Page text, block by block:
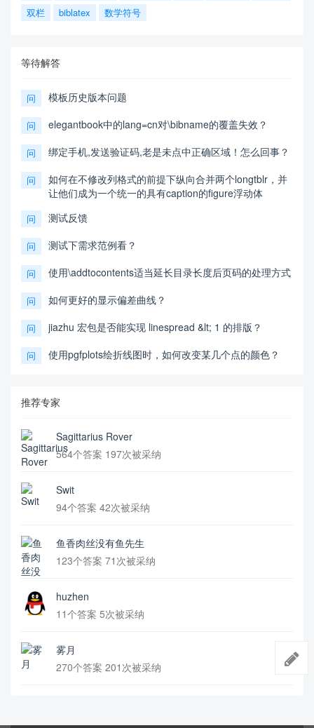
双栏
biblatex 数学符号
等待解答
问 模板历史版本问题
问 elegantbook中的lang=cn对\bibname的覆盖失效？
问 绑定手机,发送验证码,老是未点中正确区域！怎么回事？
问
如何在不修改列格式的前提下纵向合并两个longtblr，并
让他们成为一个统一的具有caption的figure浮动体
问 测试反馈
问 测试下需求范例看？
问 使用\addtocontents适当延长目录长度后页码的处理方式
问 如何更好的显示偏差曲线？
问 jiazhu 宏包是否能实现 linespread &lt; 1 的排版？
问 使用pgfplots绘折线图时，如何改变某几个点的颜色？
推荐专家
Sagittarius Rover
564个答案 197次被采纳
Swit
94个答案 42次被采纳
鱼香肉丝没有鱼先生
123个答案 71次被采纳
huzhen
11个答案 5次被采纳
雾月
270个答案 201次被采纳